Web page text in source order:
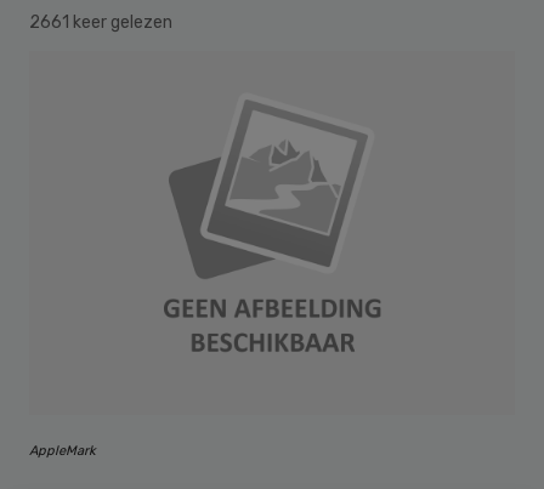
2661 keer gelezen
AppleMark